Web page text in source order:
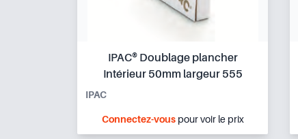
IPAC® Doublage plancher
Intérieur 50mm largeur 555
IPAC
Connectez-vouspour voir le prix